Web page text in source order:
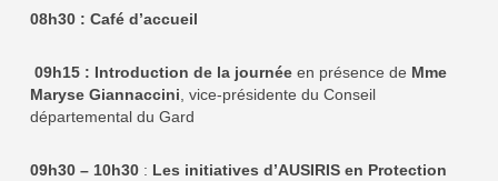
08h30 : Café d’accueil
09h15 : Introduction de la journée en présence de Mme
Maryse Giannaccini , vice-présidente du Conseil
départemental du Gard
09h30 – 10h30 : Les initiatives d’AUSIRIS en Protection